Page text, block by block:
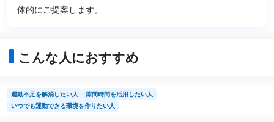
体的にご提案します。
こんな人におすすめ
運動不足を解消したい人
隙間時間を活用したい人
いつでも運動できる環境を作りたい人